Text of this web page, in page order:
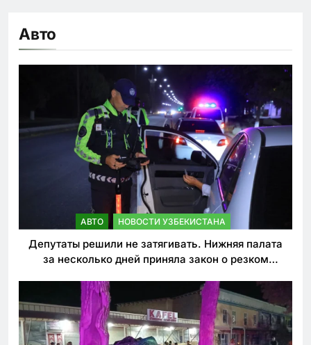
Авто
АВТО НОВОСТИ УЗБЕКИСТАНА
Депутаты решили не затягивать. Нижняя палата
за несколько дней приняла закон о резком